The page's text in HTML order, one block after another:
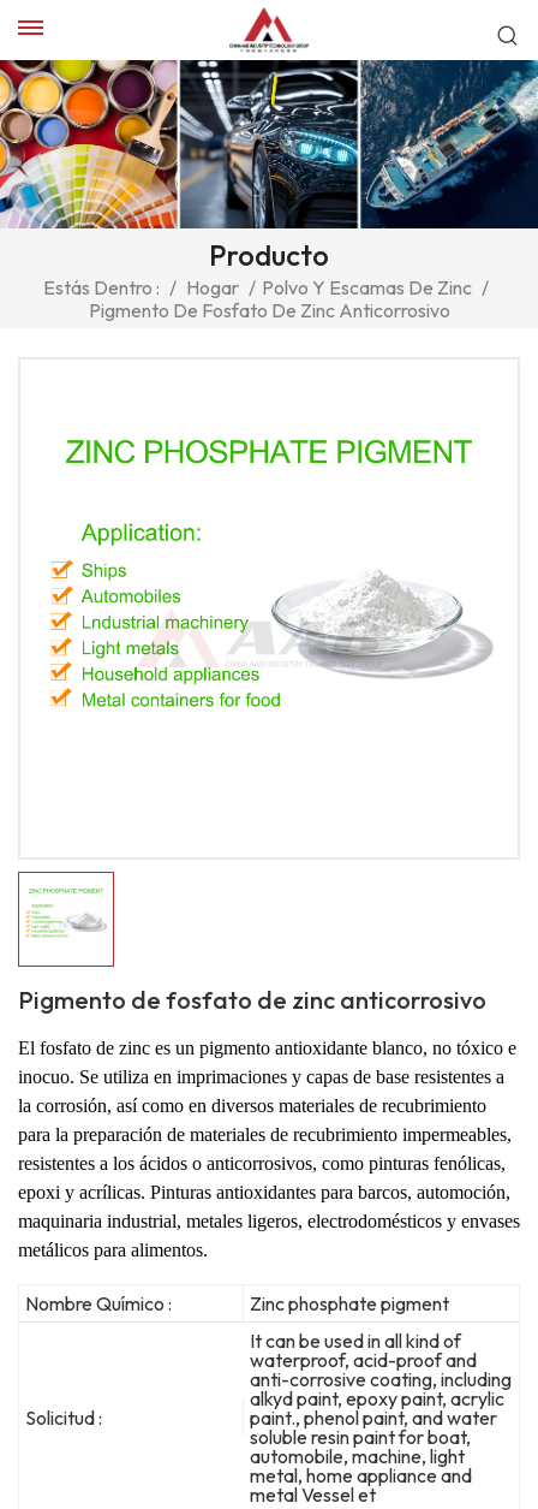
Producto
Estás Dentro : / Hogar / Polvo Y Escamas De Zinc /
Pigmento De Fosfato De Zinc Anticorrosivo
Pigmento de fosfato de zinc anticorrosivo
El fosfato de zinc es un pigmento antioxidante blanco, no tóxico e
inocuo. Se utiliza en imprimaciones y capas de base resistentes a
la corrosión, así como en diversos materiales de recubrimiento
para la preparación de materiales de recubrimiento impermeables,
resistentes a los ácidos o anticorrosivos, como pinturas fenólicas,
epoxi y acrílicas. Pinturas antioxidantes para barcos, automoción,
maquinaria industrial, metales ligeros, electrodomésticos y envases
metálicos para alimentos.
Nombre Químico : Zinc phosphate pigment
Solicitud :
It can be used in all kind of
waterproof, acid-proof and
anti-corrosive coating, including
alkyd paint, epoxy paint, acrylic
paint., phenol paint, and water
soluble resin paint for boat,
automobile, machine, light
metal, home appliance and
metal Vessel et